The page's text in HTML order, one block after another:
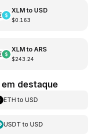
XLMto USD
$0.163
XLMto ARS
$243.24
destaque
ETH toUSD
USDT toUSD